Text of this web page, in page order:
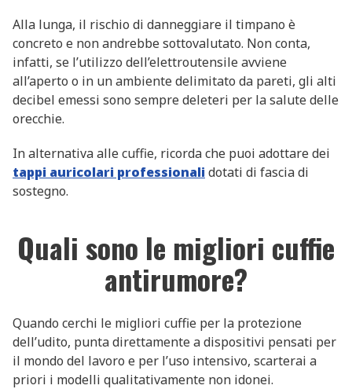
Alla lunga, il rischio di danneggiare il timpano è
concreto e non andrebbe sottovalutato. Non conta,
infatti, se l’utilizzo dell’elettroutensile avviene
all’aperto o in un ambiente delimitato da pareti, gli alti
decibel emessi sono sempre deleteri per la salute delle
orecchie.
In alternativa alle cuffie, ricorda che puoi adottare dei
tappi auricolari professionalidotati di fascia di
sostegno.
Quali sono le migliori cuffie
antirumore?
Quando cerchi le migliori cuffie per la protezione
dell’udito, punta direttamente a dispositivi pensati per
il mondo del lavoro e per l’uso intensivo, scarterai a
priori i modelli qualitativamente non idonei.